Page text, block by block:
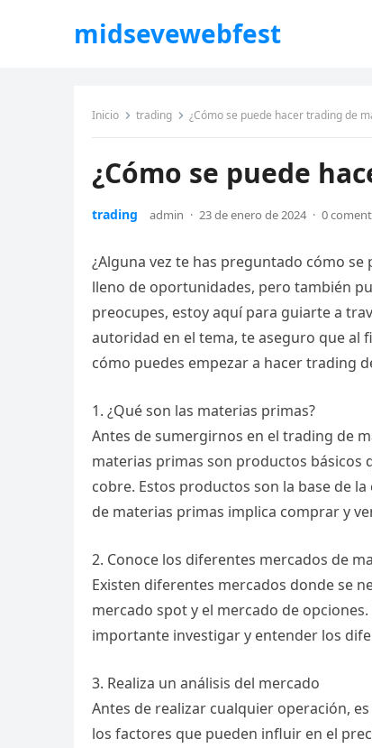
midsevewebfest
Inicio trading ¿Cómo se puede hacer trading de
¿Cómo se puede
trading admin · 23 de enero de 2024 · 0
¿Alguna vez te has preguntado cómo
lleno de oportunidades, pero también
preocupes, estoy aquí para guiarte a
autoridad en el tema, te aseguro que al
cómo puedes empezar a hacer trading
1. ¿Qué son las materias primas?
Antes de sumergirnos en el trading de
materias primas son productos básicos
cobre. Estos productos son la base de
de materias primas implica comprar y
2. Conoce los diferentes mercados de
Existen diferentes mercados donde se
mercado spot y el mercado de
importante investigar y entender los
3. Realiza un análisis del mercado
Antes de realizar cualquier operación,
los factores que pueden influir en el